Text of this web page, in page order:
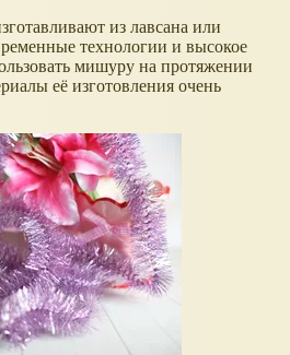
из лавсана или
технологии и высокое
мишуру на протяжении
её изготовления очень